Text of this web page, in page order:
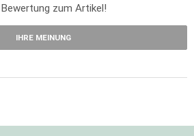
zum Artikel!
IHRE MEINUNG